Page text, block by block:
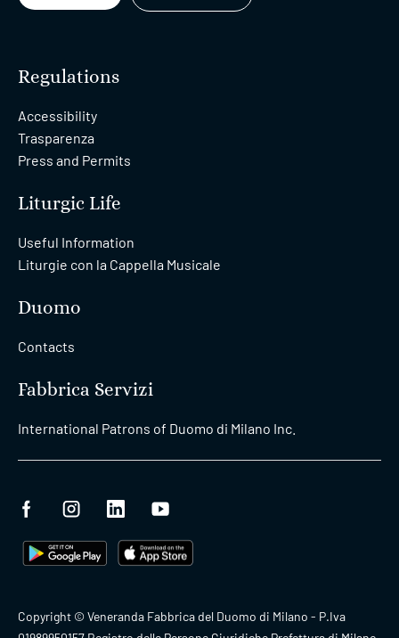
Regulations
Accessibility
Trasparenza
Press and Permits
Liturgic Life
Useful Information
Liturgie con la Cappella Musicale
Duomo
Contacts
Fabbrica Servizi
International Patrons of Duomo di Milano Inc.
Copyright © Veneranda Fabbrica del Duomo di Milano - P.Iva